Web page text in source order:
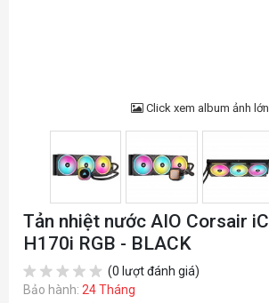
Click xem album ảnh lớn
Tản nhiệt nước AIO Corsair
H170i RGB - BLACK
(0 lượt đánh giá)
Bảo hành: 24 Tháng